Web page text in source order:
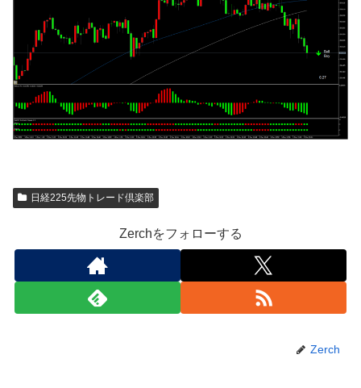
日経225先物トレード倶楽部
Zerchをフォローする
Zerch